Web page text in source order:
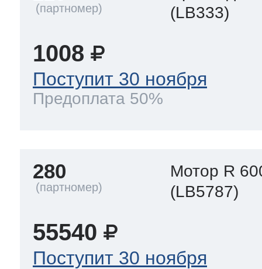
(LB333)
1008
Поступит 30 ноября
Предоплата 50%
280
Мотор R
(LB5787)
55540
Поступит 30 ноября